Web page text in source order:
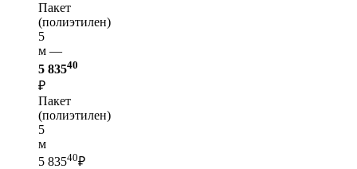
Пакет
(полиэтилен)
5
м —
5 83540
₽
Пакет
(полиэтилен)
5
м
5 83540₽